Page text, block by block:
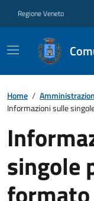
Regione Veneto
Home /
Informazioni sulle
singole